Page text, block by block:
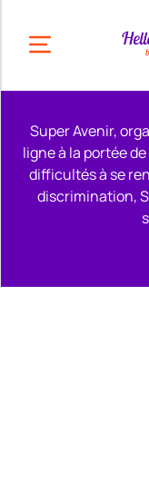
Super Avenir,
ligne à la portée
difficultés à se
discrimination,